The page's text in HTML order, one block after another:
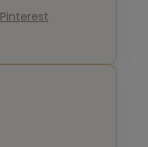
Pinterest